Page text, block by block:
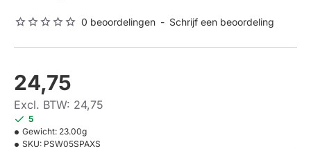
0 beoordelingen - Schrijf een beoordeling
24,75
Excl. BTW: 24,75
5
Gewicht: 23.00g
SKU: PSW05SPAXS